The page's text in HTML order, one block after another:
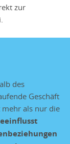
zur
des
Geschäft
als nur die